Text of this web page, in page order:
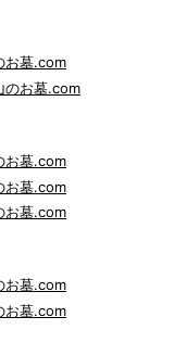
お墓.com
のお墓.com
お墓.com
お墓.com
お墓.com
お墓.com
お墓.com